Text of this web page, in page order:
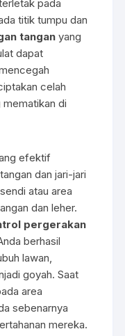
pada
titik tumpu dan
tangan yang
dapat
celah
mematikan di
efektif
dan jari-jari
atau area
dan leher.
pergerakan
berhasil
lawan,
goyah. Saat
area
sebenarnya
mereka.